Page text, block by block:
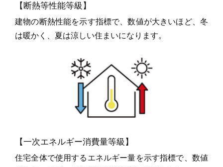
【断熱等性能等級】
建物の断熱性能を示す指標で、数値が大きいほど、冬
は暖かく、夏は涼しい住まいになります。
【一次エネルギー消費量等級】
住宅全体で使用するエネルギー量を示す指標で、数値